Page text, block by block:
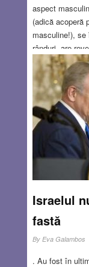
aspect
(adică acoperă
masculine!),
rânduri, are
respectiv e în
dintotdeauna
renunțat la
de când mi-am
stilistic.
Read
MAR 22, 2018
Israelul
fastă
By Eva Galambos
. Au fost în